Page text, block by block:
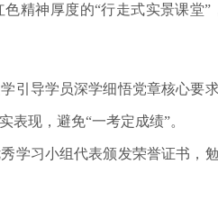
精神厚度的“行走式实景课
引导学员深学细悟党章核心要
表现，避免“一考定成绩”。
学习小组代表颁发荣誉证书